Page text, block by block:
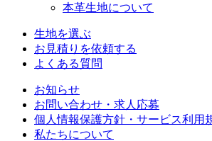
本革生地について
生地を選ぶ
お見積りを依頼する
よくある質問
お知らせ
お問い合わせ・求人応募
個人情報保護方針・サービス利用
私たちについて